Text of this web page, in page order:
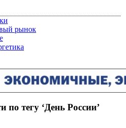
рынок
по тегу ‘День России’